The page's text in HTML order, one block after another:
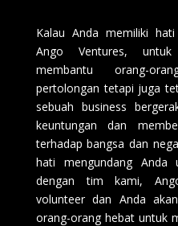
Kalau Anda memiliki
Ango Ventures,
membantu orang-
pertolongan tetapi juga
sebuah business
keuntungan dan
terhadap bangsa dan
hati mengundang Anda
dengan tim kami,
volunteer dan Anda
orang-orang hebat untuk